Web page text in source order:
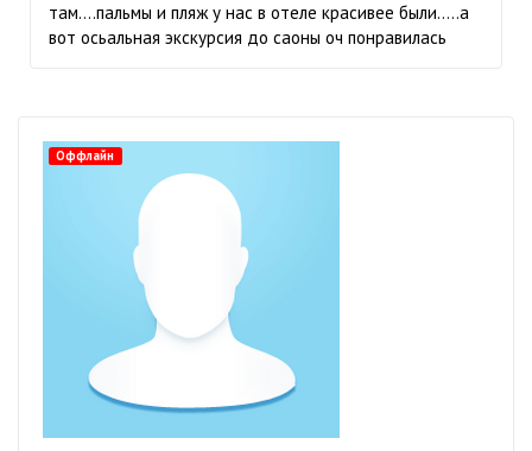
там....пальмы и пляж у нас в отеле красивее были.....а
вот осьальная экскурсия до саоны оч понравилась
Оффлайн